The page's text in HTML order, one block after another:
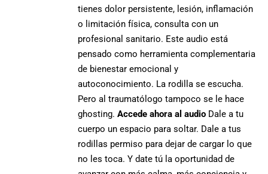
tienes dolor persistente, lesión, inflamación
o limitación física, consulta con un
profesional sanitario. Este audio está
pensado como herramienta complementaria
de bienestar emocional y
autoconocimiento. La rodilla se escucha.
Pero al traumatólogo tampoco se le hace
ghosting.Accede ahora al audio Dale a tu
cuerpo un espacio para soltar. Dale a tus
rodillas permiso para dejar de cargar lo que
no les toca. Y date tú la oportunidad de